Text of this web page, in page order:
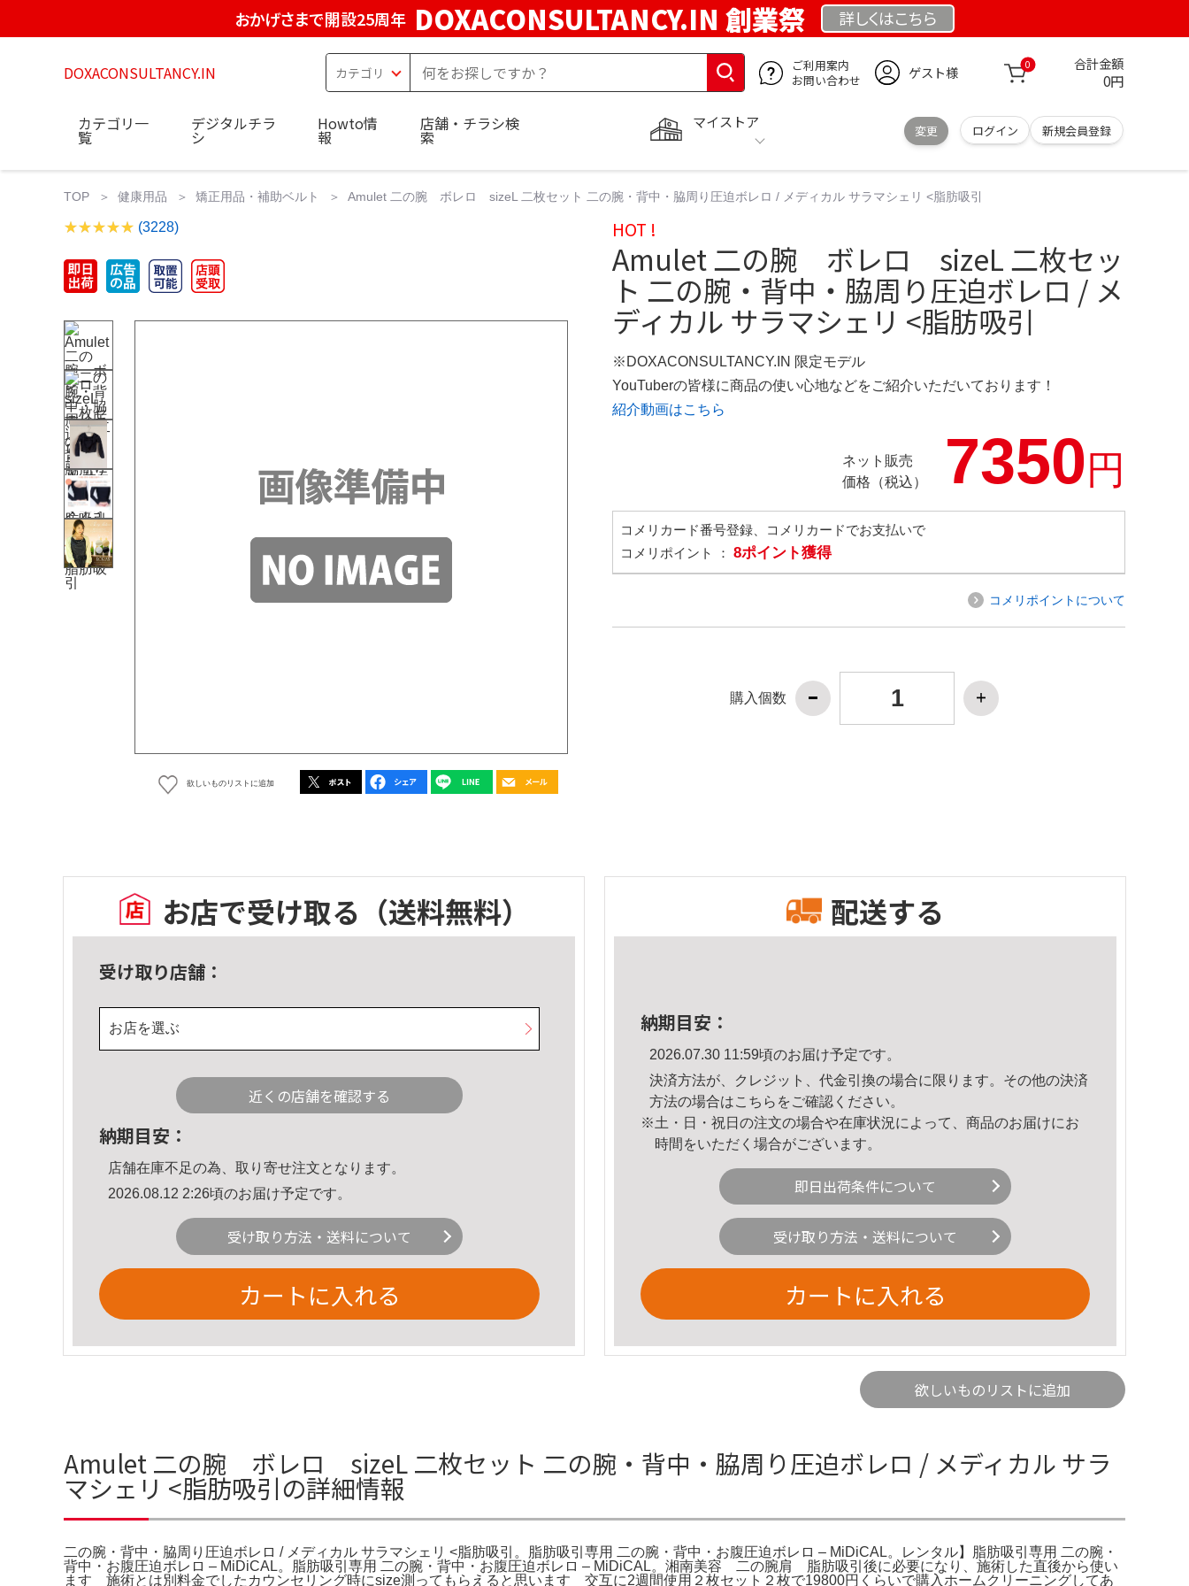
おかげさまで開設25周年 DOXACONSULTANCY.IN 創業祭 詳しくはこちら
DOXACONSULTANCY.IN
ご利用案内
お問い合わせ
ゲスト様 0 合計金額
0円
マイストア
変更 ログイン 新規会員登録
カテゴリ一
覧
デジタルチラ
シ
Howto情
報
店舗・チラシ検
索
TOP 健康用品 矯正用品・補助ベルト Amulet 二の腕 ボレロ sizeL 二枚セット 二の腕・背中・脇周り圧迫ボレロ / メディカル サラマシェリ <脂肪吸引
(3228)
欲しいものリストに追加
HOT !
Amulet 二の腕 ボレロ sizeL 二枚セッ
ト 二の腕・背中・脇周り圧迫ボレロ / メ
ディカル サラマシェリ <脂肪吸引
※DOXACONSULTANCY.IN 限定モデル
YouTuberの皆様に商品の使い心地などをご紹介いただいております！
紹介動画はこちら
ネット販売
価格（税込）
7350円
コメリカード番号登録、コメリカードでお支払いで
コメリポイント ： 8ポイント獲得
コメリポイントについて
購入個数
お店で受け取る （送料無料）
受け取り店舗：
お店を選ぶ
近くの店舗を確認する
納期目安：
店舗在庫不足の為、取り寄せ注文となります。
2026.08.12 2:26頃のお届け予定です。
受け取り方法・送料について
カートに入れる
配送する
納期目安：
2026.07.30 11:59頃のお届け予定です。
決済方法が、クレジット、代金引換の場合に限ります。その他の決済
方法の場合はこちら をご確認ください。
※土・日・祝日の注文の場合や在庫状況によって、商品のお届けにお
時間をいただく場合がございます。
即日出荷条件について
受け取り方法・送料について
カートに入れる
欲しいものリストに追加
Amulet 二の腕 ボレロ sizeL 二枚セット 二の腕・背中・脇周り圧迫ボレロ / メディカル サラ
マシェリ <脂肪吸引の詳細情報
二の腕・背中・脇周り圧迫ボレロ / メディカル サラマシェリ <脂肪吸引。脂肪吸引専用 二の腕・背中・お腹圧迫ボレロ – MiDiCAL。レンタル】脂肪吸引専用 二の腕・
背中・お腹圧迫ボレロ – MiDiCAL。脂肪吸引専用 二の腕・背中・お腹圧迫ボレロ – MiDiCAL。湘南美容 二の腕肩 脂肪吸引後に必要になり、施術した直後から使い
ます 施術とは別料金でしたカウンセリング時にsize測ってもらえると思います 交互に2週間使用２枚セット２枚で19800円くらいで購入ホームクリーニングしてあ